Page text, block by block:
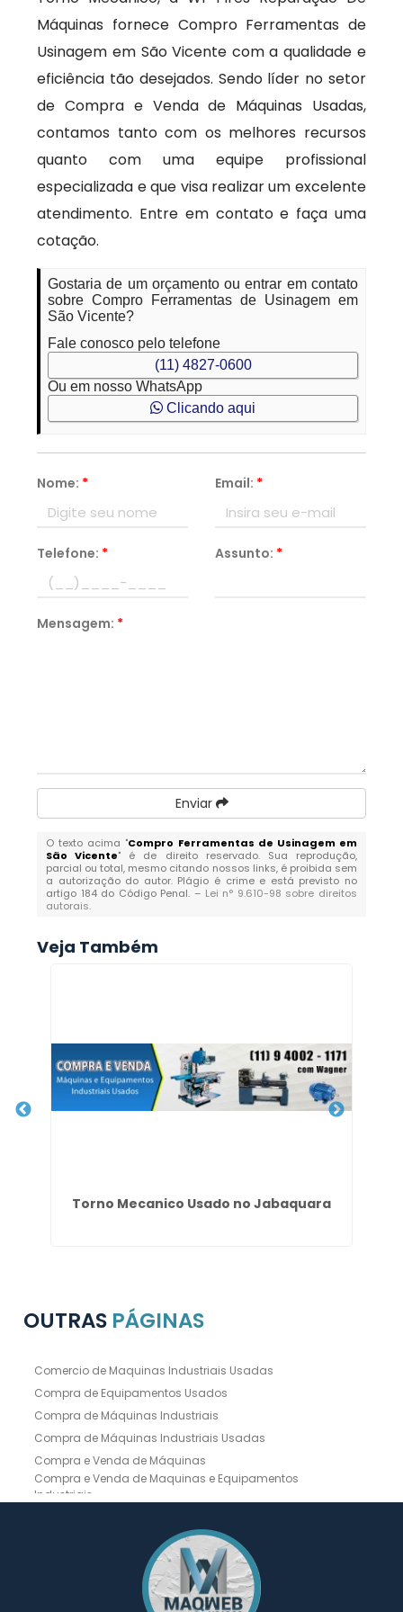
Máquinas fornece Compro Ferramentas de
Usinagem em São Vicente com a qualidade e
eficiência tão desejados. Sendo líder no setor
de Compra e Venda de Máquinas Usadas,
contamos tanto com os melhores recursos
quanto com uma equipe profissional
especializada e que visa realizar um excelente
atendimento. Entre em contato e faça uma
cotação.
Gostaria de um orçamento ou entrar em contato
sobre Compro Ferramentas de Usinagem em
São Vicente?
Fale conosco pelo telefone
(11) 4827-0600
Ou em nosso WhatsApp
Clicando aqui
Nome: * Email: *
Telefone: * Assunto: *
Mensagem: *
Enviar
O texto acima "Compro Ferramentas de Usinagem em
São Vicente" é de direito reservado. Sua reprodução,
parcial ou total, mesmo citando nossos links, é proibida sem
a autorização do autor. Plágio é crime e está previsto no
artigo 184 do Código Penal. – Lei n° 9.610-98 sobre direitos
autorais.
Veja Também
Torno Mecanico Usado no Jabaquara
OUTRAS PÁGINAS
Comercio de Maquinas Industriais Usadas
Compra de Equipamentos Usados
Compra de Máquinas Industriais
Compra de Máquinas Industriais Usadas
Compra e Venda de Máquinas
Compra e Venda de Maquinas e Equipamentos
Industriais
Compra e Venda de Máquinas Operatrizes
Dobradeira CNC Usada
Dobradeira de Chapa Hidráulica Usada
Dobradeira de Chapas
Dobradeira Hidráulica